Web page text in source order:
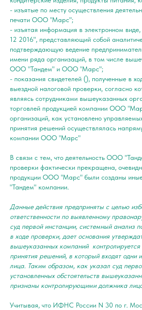
- изъятые по месту осуществления
печати ООО "Марс";
- изъятая информация в электронном
12 2016", представляющий собой
подтверждающую ведение
имени ряда организаций, в том числе
ООО "Тандем" и ООО "Марс";
- показания свидетелей (), полученные в
выездной налоговой проверки, согласно
являясь сотрудниками вышеуказанных
торговлей продукцией компании ООО
организаций, как установлено
принятия решений осуществлялась
компании ООО "Марс"
В связи с тем, что деятельность ООО
проверки фактически прекращена,
продукции ООО "Марс" были созданы
"Тандем" компании.
Данные действия предприняты с целью
ответственности по выявленному
суд первой инстанции, системный анализ
в ходе проверки, дает основания
вышеуказанных компаний контролируется
принятия решений, в который входят одни
лица. Таким образом, как указал суд
установленных обстоятельств
признаны контролирующими должника
Учитывая, что ИФНС России N 30 по г.